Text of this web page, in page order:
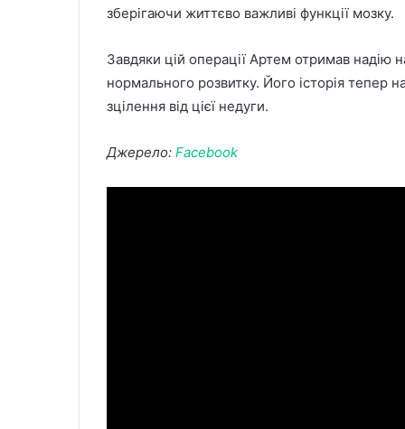
зберігаючи життєво важливі функції мозку.
Завдяки цій операції Артем отримав надію
нормального розвитку. Його історія тепер
зцілення від цієї недуги.
Джерело: Facebook